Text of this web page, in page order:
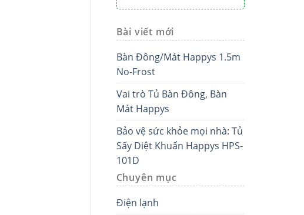
Bài viết mới
Bàn Đông/Mát Happys 1.5m
No-Frost
Vai trò Tủ Bàn Đông, Bàn
Mát Happys
Bảo vệ sức khỏe mọi nhà: Tủ
Sấy Diệt Khuẩn Happys HPS-
101D
Chuyên mục
Điện lạnh